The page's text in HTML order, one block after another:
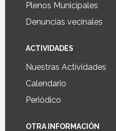
Plenos Municipales
Denuncias vecinales
ACTIVIDADES
Nuestras Actividades
Calendario
Periódico
OTRA INFORMACIÓN